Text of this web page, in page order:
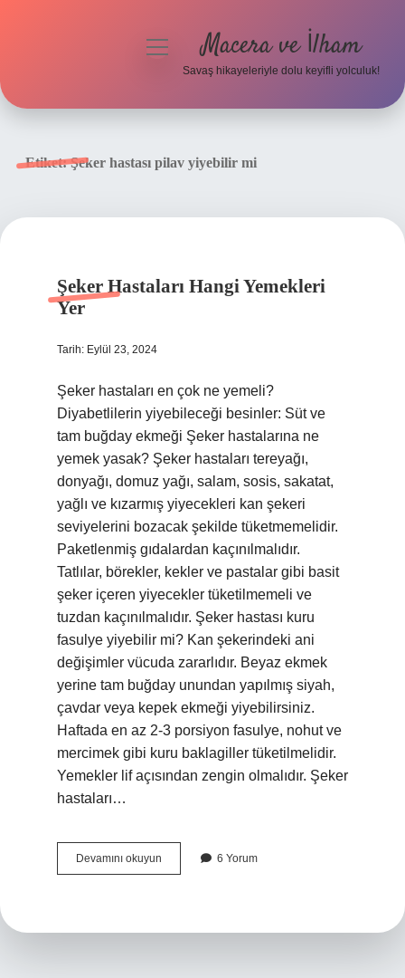
menüyüMacera ve İlham
Savaş hikayeleriyle dolu keyifli yolculuk!
Etiket:Şeker hastası pilav yiyebilir mi
Şeker Hastaları Hangi Yemekleri
Yer
Tarih: Eylül 23, 2024
Şeker hastaları en çok ne yemeli?
Diyabetlilerin yiyebileceği besinler: Süt ve
tam buğday ekmeği Şeker hastalarına ne
yemek yasak? Şeker hastaları tereyağı,
donyağı, domuz yağı, salam, sosis, sakatat,
yağlı ve kızarmış yiyecekleri kan şekeri
seviyelerini bozacak şekilde tüketmemelidir.
Paketlenmiş gıdalardan kaçınılmalıdır.
Tatlılar, börekler, kekler ve pastalar gibi basit
şeker içeren yiyecekler tüketilmemeli ve
tuzdan kaçınılmalıdır. Şeker hastası kuru
fasulye yiyebilir mi? Kan şekerindeki ani
değişimler vücuda zararlıdır. Beyaz ekmek
yerine tam buğday unundan yapılmış siyah,
çavdar veya kepek ekmeği yiyebilirsiniz.
Haftada en az 2-3 porsiyon fasulye, nohut ve
mercimek gibi kuru baklagiller tüketilmelidir.
Yemekler lif açısından zengin olmalıdır. Şeker
hastaları…
Devamını okuyun
Hastaları
6 Yorum